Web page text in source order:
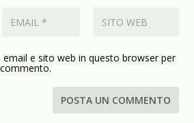
email e sito web in questo browser per